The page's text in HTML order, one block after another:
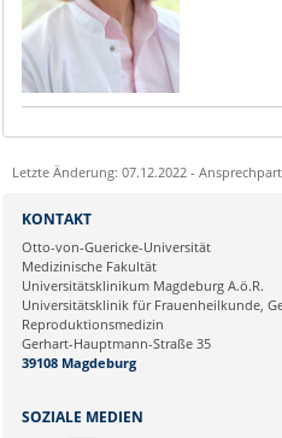
Letzte Änderung: 07.12.2022 -
Ihre E-Mailadresse:
Ihr Anliegen:
SOZIALE MEDIEN
KONTAKT
Otto-von-Guericke-Universität
Medizinische Fakultät
Universitätsklinikum Magdeburg A.ö.R.
Universitätsklinik für Frauenheilkunde,
Reproduktionsmedizin
Gerhart-Hauptmann-Straße 35
39108 Magdeburg